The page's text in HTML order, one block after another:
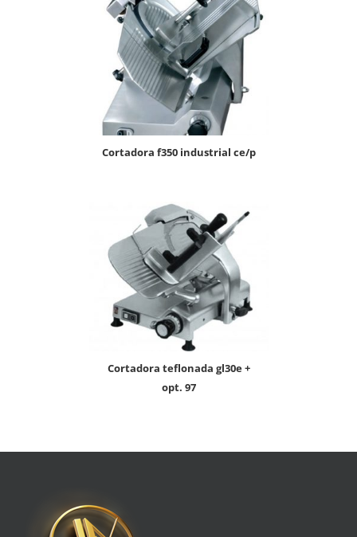
cortadora f350 industrial ce/p
cortadora teflonada gl30e +
opt. 97